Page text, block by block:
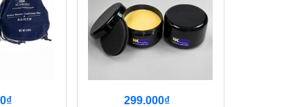
299.000₫